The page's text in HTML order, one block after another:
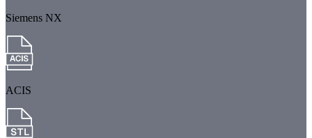
Siemens NX
ACIS